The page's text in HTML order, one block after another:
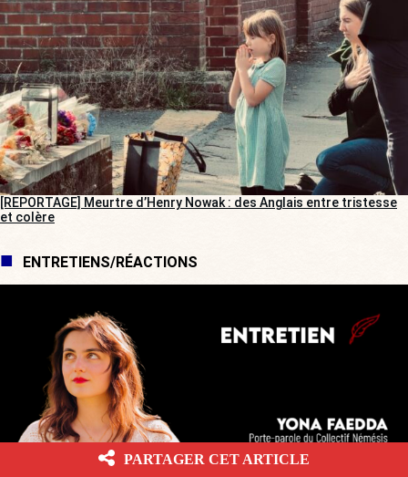
[REPORTAGE] Meurtre d’Henry Nowak : des Anglais entre tristesse
et colère
ENTRETIENS/RÉACTIONS
PARTAGER CET ARTICLE